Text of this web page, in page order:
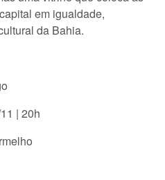
em igualdade,
da Bahia.
| 20h